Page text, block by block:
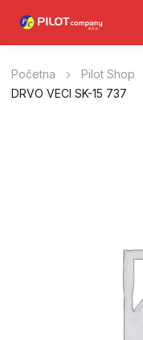
Početna Pilot Shop
DRVO VECI SK-15 737